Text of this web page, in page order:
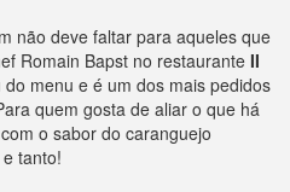
não deve faltar para aqueles que
Romain Bapst no restaurante II
menu e é um dos mais pedidos
quem gosta de aliar o que há
o sabor do caranguejo
tanto!